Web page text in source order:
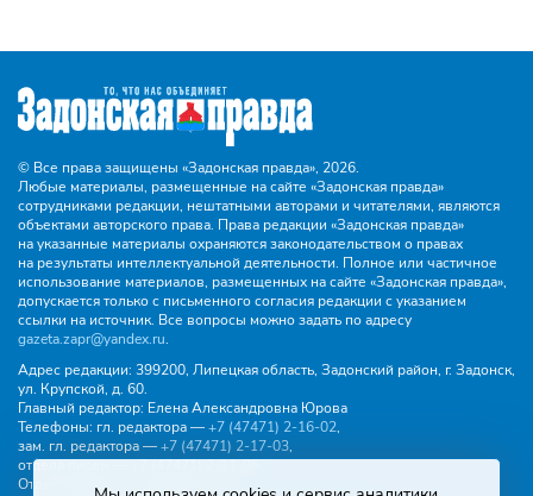
© Все права защищены «Задонская правда», 2026.
Любые материалы, размещенные на сайте «Задонская правда»
сотрудниками редакции, нештатными авторами и читателями, являются
объектами авторского права. Права редакции «Задонская правда»
на указанные материалы охраняются законодательством о правах
на результаты интеллектуальной деятельности. Полное или частичное
использование материалов, размещенных на сайте «Задонская правда»,
допускается только с письменного согласия редакции с указанием
ссылки на источник. Все вопросы можно задать по адресу
gazeta.zapr@yandex.ru.
Адрес редакции: 399200, Липецкая область, Задонский район, г. Задонск,
ул. Крупской, д. 60.
Главный редактор: Елена Александровна Юрова
Телефоны: гл. редактора —+7 (47471) 2‑16‑02,
зам. гл. редактора —+7 (47471) 2‑17‑03,
отдела писем —+7 (47471) 2‑11‑95.
Отдел рекламы и объявлений: